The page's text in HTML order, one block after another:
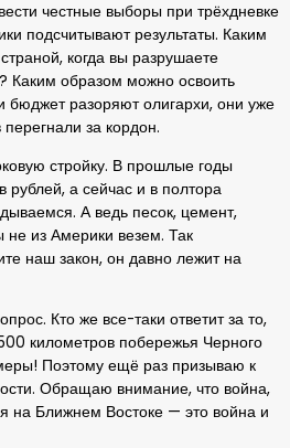
честные выборы при трёхдневке
подсчитывают результаты. Каким
когда вы разрушаете
Каким образом можно освоить
бюджет разоряют олигархи, они уже
за кордон.
стройку. В прошлые годы
а сейчас и в полтора
А ведь песок, цемент,
из Америки везем. Так
наш закон, он давно лежит на
Кто же все-таки ответит за то,
километров побережья Черного
Поэтому ещё раз призываю к
Обращаю внимание, что война,
на Ближнем Востоке — это война и